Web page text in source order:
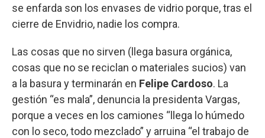
se enfarda son los envases de vidrio porque, tras el
cierre de Envidrio, nadie los compra.
Las cosas que no sirven (llega basura orgánica,
cosas que no se reciclan o materiales sucios) van
a la basura y terminarán en Felipe Cardoso. La
gestión “es mala”, denuncia la presidenta Vargas,
porque a veces en los camiones “llega lo húmedo
con lo seco, todo mezclado” y arruina “el trabajo de